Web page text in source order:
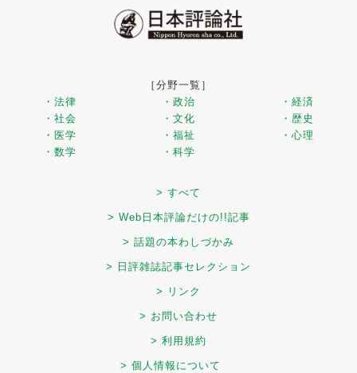
［分野一覧］
・法律
・政治
・経済
・社会
・文化
・歴史
・医学
・福祉
・心理
・数学
・科学
> すべて
> Web日本評論だけの!!記事
> 話題の本わしづかみ
> 日評雑誌記事セレクション
> リンク
> お問い合わせ
> 利用規約
> 個人情報について